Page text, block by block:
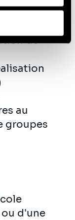
de
au
groupes
ou d'une